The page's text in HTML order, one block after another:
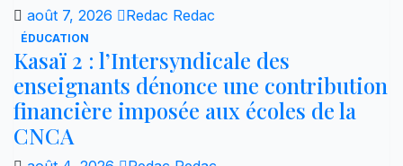
août 7, 2026 Redac Redac
ÉDUCATION
Kasaï 2 : l’Intersyndicale des
enseignants dénonce une contribution
financière imposée aux écoles de la
CNCA